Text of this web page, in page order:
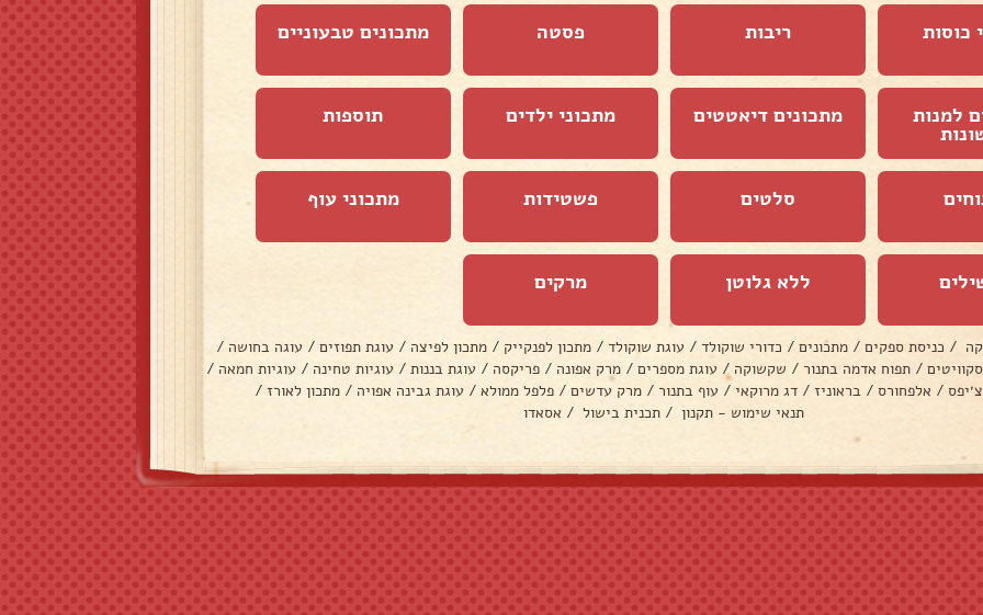
כוסות ריבות פסטה מתכונים טבעוניים
למנות מתכונים דיאטטים מתכוני ילדים תוספות
סלטים פשטידות מתכוני עוף
ללא גלוטן מרקים
/ כניסת ספקים / מתכונים / כדורי שוקולד / עוגת שוקולד / מתכון לפנקייק / מתכון לפיצה / עוגת תפוזים / עוגה בחושה /
/ תפוח אדמה בתנור / שקשוקה / עוגת מספרים / מרק אפונה / פריקסה / עוגת בננות / עוגיות טחינה / עוגיות חמאה /
/ אלפחורס / בראוניז / דג מרוקאי / עוף בתנור / מרק עדשים / פלפל ממולא / עוגת גבינה אפויה / מתכון לאורז /
תנאי שימוש - תקנון / תכנית בישול / אסאדו